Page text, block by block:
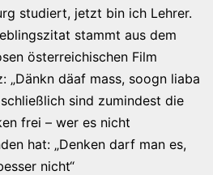
studiert, jetzt bin ich Lehrer.
stammt aus dem
österreichischen Film
„Dänkn däaf mass, soogn liaba
schließlich sind zumindest die
frei – wer es nicht
hat: „Denken darf man es,
nicht“